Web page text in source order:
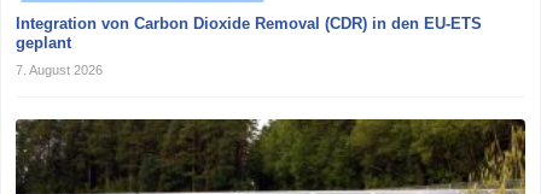
Integration von Carbon Dioxide Removal (CDR) in den EU-ETS
geplant
7. August 2026